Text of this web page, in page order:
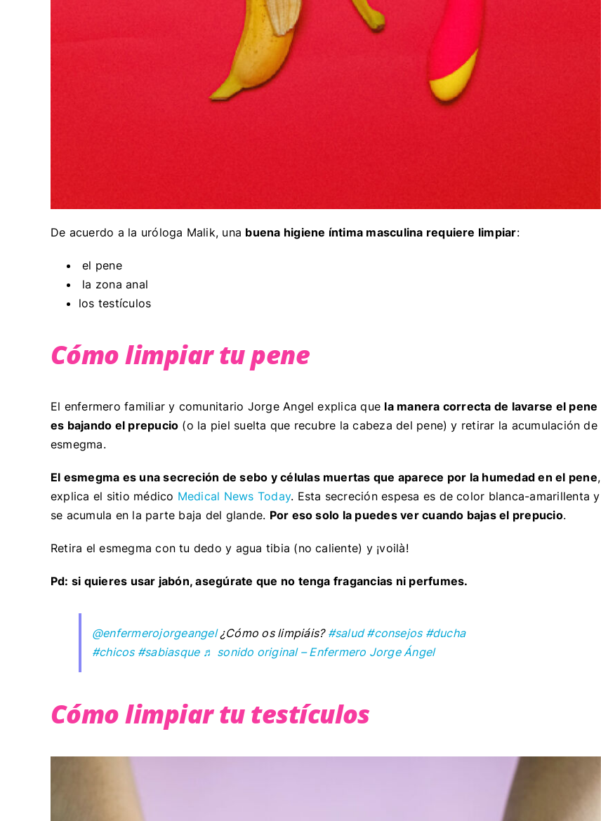
De acuerdo a la uróloga Malik, una buena higiene íntima masculina requiere limpiar:
el pene
la zona anal
los testículos
Cómo limpiar tu pene
El enfermero familiar y comunitario Jorge Angel explica que la manera correcta de lavarse el pene
es bajando el prepucio (o la piel suelta que recubre la cabeza del pene) y retirar la acumulación de
esmegma.
El esmegma es una secreción de sebo y células muertas que aparece por la humedad en el pene,
explica el sitio médico Medical News Today. Esta secreción espesa es de color blanca-amarillenta y
se acumula en la parte baja del glande. Por eso solo la puedes ver cuando bajas el prepucio.
Retira el esmegma con tu dedo y agua tibia (no caliente) y ¡voilà!
Pd: si quieres usar jabón, asegúrate que no tenga fragancias ni perfumes.
@enfermerojorgeangel¿Cómo os limpiáis? #salud #consejos #ducha
#chicos #sabiasque ♬ sonido original – Enfermero Jorge Ángel
Cómo limpiar tu testículos